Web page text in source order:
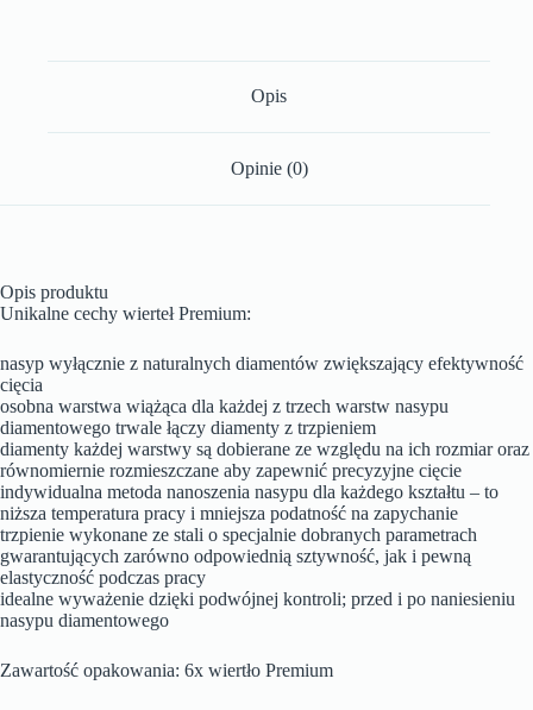
Opis
Opinie (0)
Opis produktu
Unikalne cechy wierteł Premium:
nasyp wyłącznie z naturalnych diamentów zwiększający efektywność
cięcia
osobna warstwa wiążąca dla każdej z trzech warstw nasypu
diamentowego trwale łączy diamenty z trzpieniem
diamenty każdej warstwy są dobierane ze względu na ich rozmiar oraz
równomiernie rozmieszczane aby zapewnić precyzyjne cięcie
indywidualna metoda nanoszenia nasypu dla każdego kształtu – to
niższa temperatura pracy i mniejsza podatność na zapychanie
trzpienie wykonane ze stali o specjalnie dobranych parametrach
gwarantujących zarówno odpowiednią sztywność, jak i pewną
elastyczność podczas pracy
idealne wyważenie dzięki podwójnej kontroli; przed i po naniesieniu
nasypu diamentowego
Zawartość opakowania: 6x wiertło Premium